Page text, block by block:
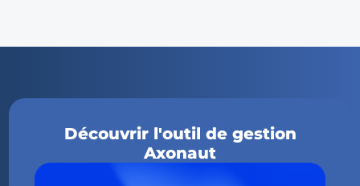
Découvrir l'outil de gestion
Axonaut